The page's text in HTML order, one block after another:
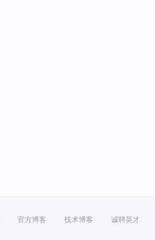
官方博客 技术博客 诚聘英才